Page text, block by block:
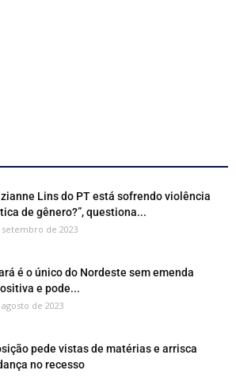
Lins do PT está sofrendo violência
de gênero?”, questiona...
setembro de 2023
é o único do Nordeste sem emenda
e pode...
de 2023
pede vistas de matérias e arrisca
no recesso